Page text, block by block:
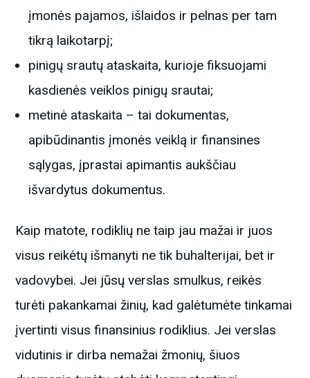
įmonės pajamos, išlaidos ir pelnas per tam
tikrą laikotarpį;
pinigų srautų ataskaita, kurioje fiksuojami
kasdienės veiklos pinigų srautai;
metinė ataskaita – tai dokumentas,
apibūdinantis įmonės veiklą ir finansines
sąlygas, įprastai apimantis aukščiau
išvardytus dokumentus.
Kaip matote, rodiklių ne taip jau mažai ir juos
visus reikėtų išmanyti ne tik buhalterijai, bet ir
vadovybei. Jei jūsų verslas smulkus, reikės
turėti pakankamai žinių, kad galėtumėte tinkamai
įvertinti visus finansinius rodiklius. Jei verslas
vidutinis ir dirba nemažai žmonių, šiuos